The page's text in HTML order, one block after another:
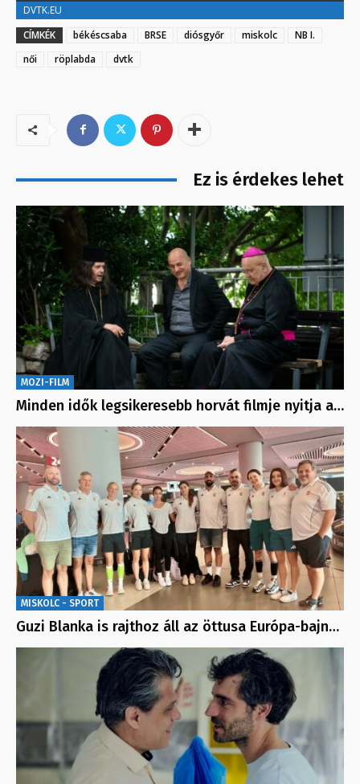
DVTK.EU
CÍMKÉK
békéscsaba BRSE diósgyőr miskolc
NB I.
női
röplabda dvtk
Ez is érdekes lehet
MOZI-FILM
Minden idők legsikeresebb horvát filmje nyitja a…
MISKOLC - SPORT
Guzi Blanka is rajthoz áll az öttusa Európa-bajn…